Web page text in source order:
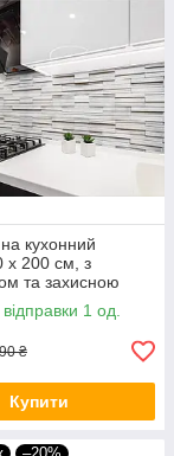
кухонний
х 200 см, з
та захисною
облицювальна
s_tx303) 1 од.
₴
Купити